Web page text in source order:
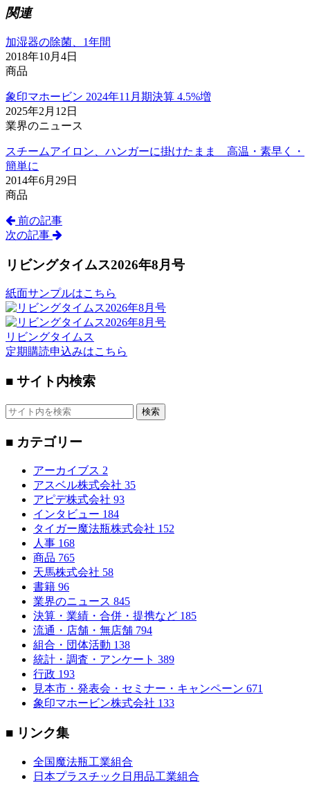
関連
加湿器の除菌、1年間
2018年10月4日
商品
象印マホービン 2024年11月期決算 4.5%増
2025年2月12日
業界のニュース
スチームアイロン、ハンガーに掛けたまま 高温・素早く・
簡単に
2014年6月29日
商品
前の記事
次の記事
リビングタイムス2026年8月号
紙面サンプルはこちら
リビングタイムス
定期購読申込みはこちら
■ サイト内検索
検索
■ カテゴリー
アーカイブス 2
アスベル株式会社 35
アピデ株式会社 93
インタビュー 184
タイガー魔法瓶株式会社 152
人事 168
商品 765
天馬株式会社 58
書籍 96
業界のニュース 845
決算・業績・合併・提携など 185
流通・店舗・無店舗 794
組合・団体活動 138
統計・調査・アンケート 389
行政 193
見本市・発表会・セミナー・キャンペーン 671
象印マホービン株式会社 133
■ リンク集
全国魔法瓶工業組合
日本プラスチック日用品工業組合